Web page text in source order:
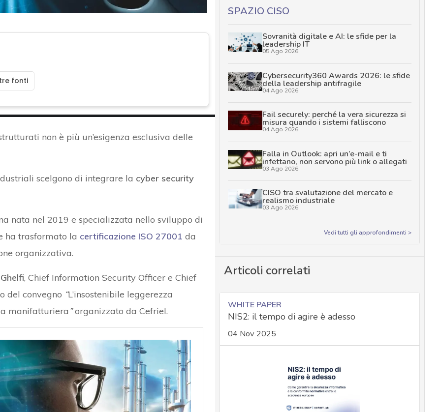
fonti
non è più un’esigenza esclusiva delle
scelgono di integrare la cyber security
nata nel 2019 e specializzata nello sviluppo di
ha trasformato la certificazione ISO 27001 da
organizzativa.
, Chief Information Security Officer e Chief
del convegno “L’insostenibile leggerezza
manifatturiera ”organizzato da Cefriel.
SPAZIO CISO
Sovranità digitale e AI: le sfide per la
leadership IT
05 Ago 2026
Cybersecurity360 Awards 2026: le sfide
della leadership antifragile
04 Ago 2026
Fail securely: perché la vera sicurezza si
misura quando i sistemi falliscono
04 Ago 2026
Falla in Outlook: apri un’e-mail e ti
infettano, non servono più link o allegati
03 Ago 2026
CISO tra svalutazione del mercato e
realismo industriale
03 Ago 2026
Vedi tutti gli approfondimenti >
Articoli correlati
WHITE PAPER
NIS2: il tempo di agire è adesso
04 Nov 2025